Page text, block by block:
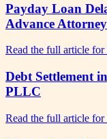
Payday Loan
Advance
Read the full article for
Debt Settlement
PLLC
Read the full article for